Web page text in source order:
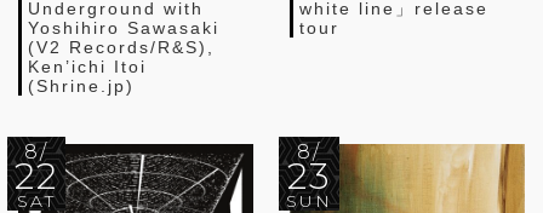
Underground with
Yoshihiro Sawasaki
(V2 Records/R&S),
Ken’ichi Itoi
(Shrine.jp)
white line」release
tour
8/
22
SAT
8/
23
SUN